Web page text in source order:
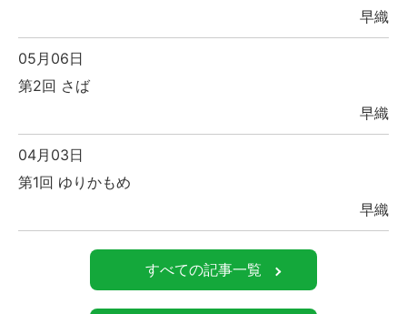
早織
05月06日
第2回 さば
早織
04月03日
第1回 ゆりかもめ
早織
すべての記事一覧